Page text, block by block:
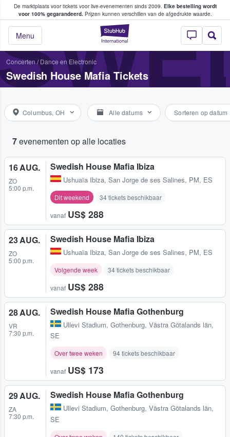
De marktplaats voor tickets voor live-evenementen sinds 2009. Elke bestelling wordt
voor 100% gegarandeerd.Prijzen kunnen verschillen van de afgedrukte waarde.
StubHub: waar
Menu
tickets kopen en verkopen
Concerten/ Dance en Electronic
Swedish House Mafia Tickets
Columbus, OH Alle datums Sorteren op datum
7evenementen op alle locaties
16 AUG.
ZO
5:00 p.m.
Swedish House Mafia Ibiza
Ushuaïa Ibiza, San Jorge de ses Salines, PM, ES
Dit weekend 34 tickets beschikbaar
vanaf US$ 288
23 AUG.
ZO
5:00 p.m.
Swedish House Mafia Ibiza
Ushuaïa Ibiza, San Jorge de ses Salines, PM, ES
Volgende week 34 tickets beschikbaar
vanaf US$ 288
28 AUG.
VR
7:30 p.m.
Swedish House Mafia Gothenburg
Ullevi Stadium, Gothenburg, Västra Götalands län,
SE
Over twee weken 94 tickets beschikbaar
vanaf US$ 173
29 AUG.
ZA
7:30 p.m.
Swedish House Mafia Gothenburg
Ullevi Stadium, Gothenburg, Västra Götalands län,
SE